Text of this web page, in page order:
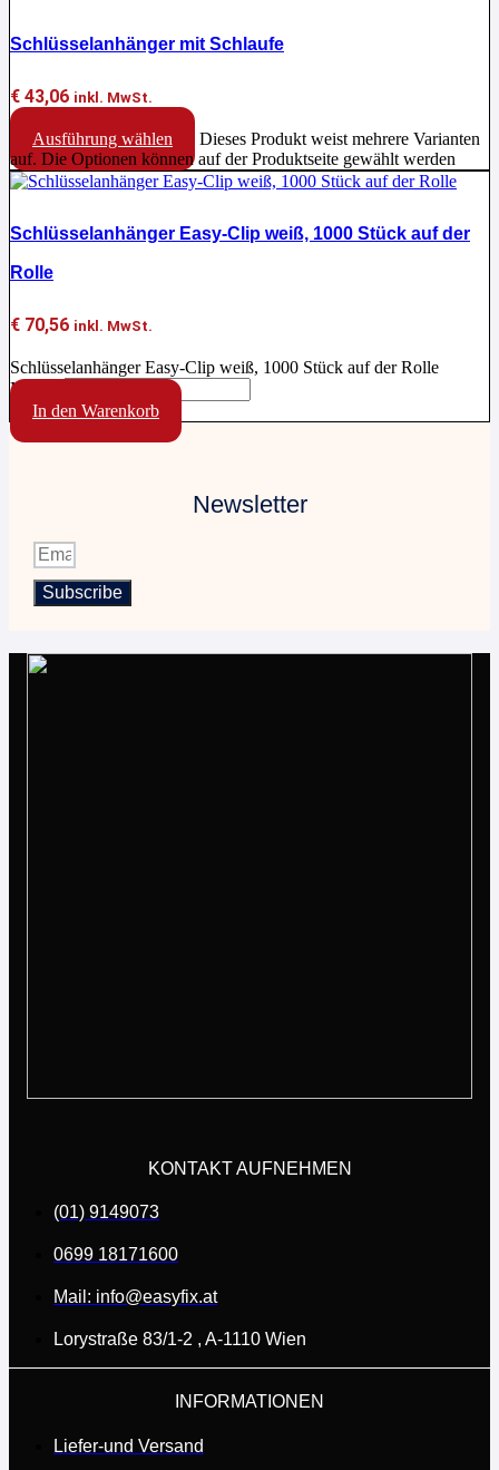
Schlüsselanhänger mit Schlaufe
€ 43,06 inkl. MwSt.
Ausführung wählen
Dieses Produkt weist mehrere Varianten
auf. Die Optionen können auf der Produktseite gewählt werden
Schlüsselanhänger Easy-Clip weiß, 1000 Stück auf der
Rolle
€ 70,56 inkl. MwSt.
Schlüsselanhänger Easy-Clip weiß, 1000 Stück auf der Rolle
Menge
In den Warenkorb
Newsletter
Subscribe
KONTAKT AUFNEHMEN
(01) 9149073
0699 18171600
Mail: info@easyfix.at
Lorystraße 83/1-2 , A-1110 Wien
INFORMATIONEN
Liefer-und Versand